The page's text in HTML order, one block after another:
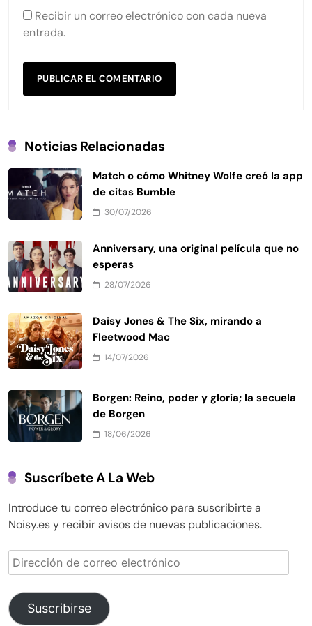
Recibir un correo electrónico con cada nueva
entrada.
Noticias Relacionadas
Match o cómo Whitney Wolfe creó la app
de citas Bumble
30/07/2026
Anniversary, una original película que no
esperas
28/07/2026
Daisy Jones & The Six, mirando a
Fleetwood Mac
14/07/2026
Borgen: Reino, poder y gloria; la secuela
de Borgen
18/06/2026
Suscríbete A La Web
Introduce tu correo electrónico para suscribirte a
Noisy.es y recibir avisos de nuevas publicaciones.
Dirección
de
correo
electrónico
Suscribirse